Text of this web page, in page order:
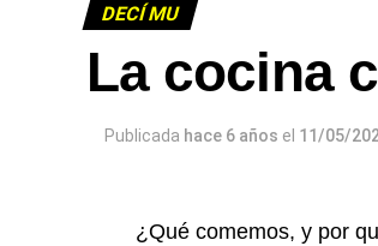
La reproducción de este
infolavaca@yahoo.com.ar
DECÍ MU
La cocina
Publicada hace 6 años el 11/05/
¿Qué comemos, y por